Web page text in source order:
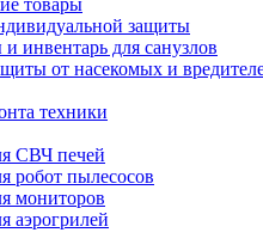
товары
защиты
инвентарь для санузлов
от насекомых и
техники
СВЧ печей
робот пылесосов
мониторов
аэрогрилей